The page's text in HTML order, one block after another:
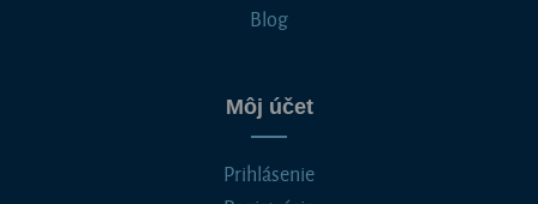
Blog
Môj účet
Prihlásenie